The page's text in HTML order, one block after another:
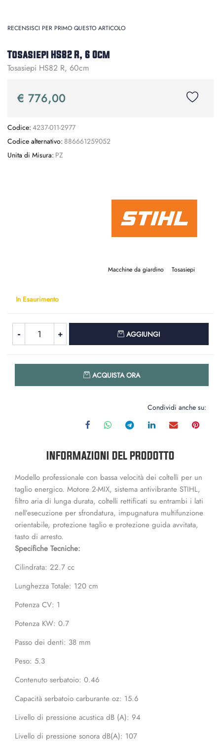
RECENSISCI PER PRIMO QUESTO ARTICOLO
Tosasiepi HS82 R, 6 0cm
Tosasiepi HS82 R, 60cm
€ 776,00
Codice: 4237-011-2977
Codice alternativo: 886661259052
Unita di Misura: PZ
Macchine da giardino Tosasiepi
In Esaurimento
AGGIUNGI
ACQUISTA ORA
Condividi anche su:
INFORMAZIONI DEL PRODOTTO
Modello professionale con bassa velocità dei coltelli per un
taglio energico. Motore 2-MIX, sistema antivibrante STIHL,
filtro aria di lunga durata, coltelli rettificati su entrambi i lati
nell’esecuzione per sfrondatura, impugnatura multifunzione
orientabile, protezione taglio e protezione guida avvitata,
tasto di arresto.
Specifiche Tecniche:
Cilindrata: 22.7 cc
Lunghezza Totale: 120 cm
Potenza CV: 1
Potenza KW: 0.7
Passo dei denti: 38 mm
Peso: 5.3
Contenuto serbatoio: 0.46
Capacità serbatoio carburante oz: 15.6
Livello di pressione acustica dB (A): 94
Livello di pressione sonora dB(A): 107